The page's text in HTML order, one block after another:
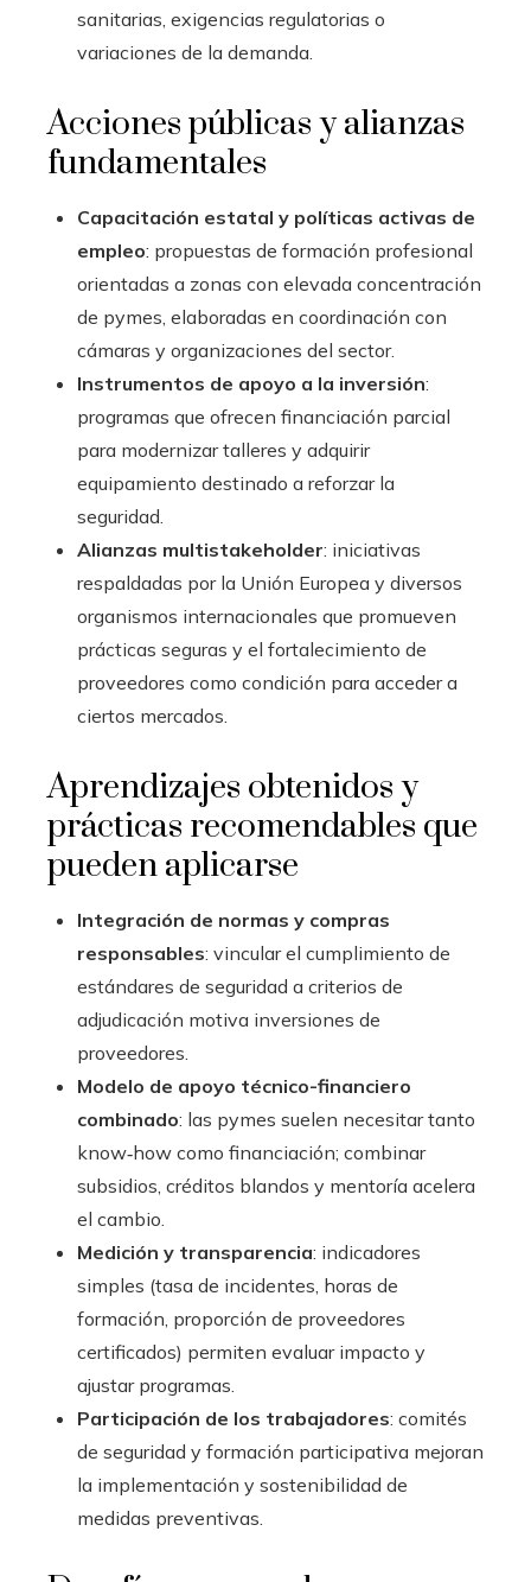
sanitarias, exigencias regulatorias o
variaciones de la demanda.
Acciones públicas y alianzas
fundamentales
Capacitación estatal y políticas activas de
empleo: propuestas de formación profesional
orientadas a zonas con elevada concentración
de pymes, elaboradas en coordinación con
cámaras y organizaciones del sector.
Instrumentos de apoyo a la inversión:
programas que ofrecen financiación parcial
para modernizar talleres y adquirir
equipamiento destinado a reforzar la
seguridad.
Alianzas multistakeholder: iniciativas
respaldadas por la Unión Europea y diversos
organismos internacionales que promueven
prácticas seguras y el fortalecimiento de
proveedores como condición para acceder a
ciertos mercados.
Aprendizajes obtenidos y
prácticas recomendables que
pueden aplicarse
Integración de normas y compras
responsables: vincular el cumplimiento de
estándares de seguridad a criterios de
adjudicación motiva inversiones de
proveedores.
Modelo de apoyo técnico-financiero
combinado: las pymes suelen necesitar tanto
know‑how como financiación; combinar
subsidios, créditos blandos y mentoría acelera
el cambio.
Medición y transparencia: indicadores
simples (tasa de incidentes, horas de
formación, proporción de proveedores
certificados) permiten evaluar impacto y
ajustar programas.
Participación de los trabajadores: comités
de seguridad y formación participativa mejoran
la implementación y sostenibilidad de
medidas preventivas.